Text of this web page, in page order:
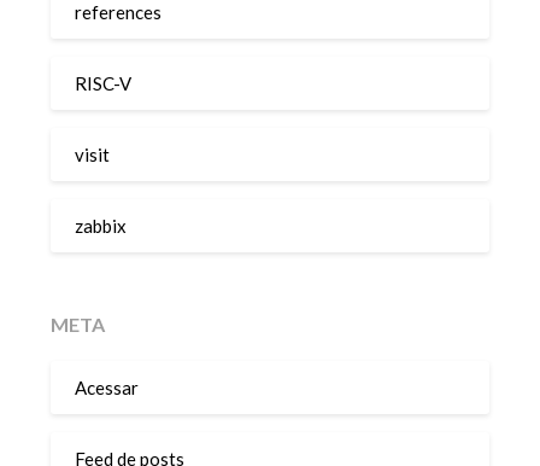
references
RISC-V
visit
zabbix
META
Acessar
Feed de posts